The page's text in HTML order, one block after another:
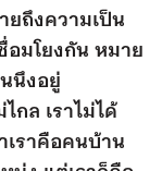
ยถึงความเป็น
อมโยงกัน หมาย
นึงอยู่
กล เราไม่ได้
เราคือคนบ้าน